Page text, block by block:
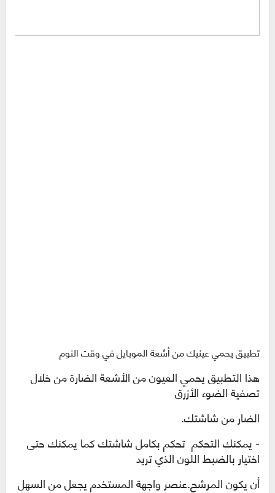
تطبيق يحمي عينيك من أشعة الموبايل في وقت النوم
هذا التطبيق يحمي العيون من الأشعة الضارة من خلال
تصفية الضوء الأزرق
الضار من شاشتك.
- يمكنك التحكم تحكم بكامل شاشتك كما يمكنك حتى
اختيار بالضبط اللون الذي تريد
أن يكون المرشح.عنصر واجهة المستخدم يجعل من السهل